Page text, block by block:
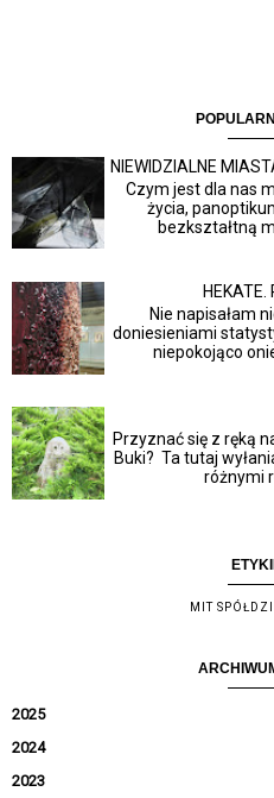
NIEWIDZIALNE
Czym jest dla nas
życia,
bezkształtną
Nie napisałam
doniesieniami
niepokojąco
Przyznać się z ręką
Buki? Ta tutaj
różnymi
MIT
2025
2024
2023